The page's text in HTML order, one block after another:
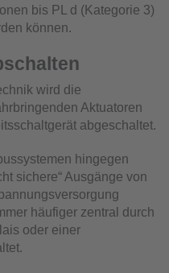
bis PL d (Kategorie 3)
können.
wird die
Aktuatoren
abgeschaltet.
hingegen
sichere“ Ausgänge von
häufiger zentral durch
oder einer